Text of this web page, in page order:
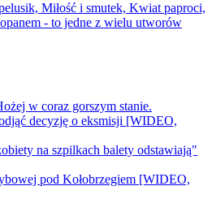
Miłość i smutek, Kwiat paproci,
- to jedne z wielu utworów
w coraz gorszym stanie.
decyzję o eksmisji [WIDEO,
na szpilkach balety odstawiają"
pod Kołobrzegiem [WIDEO,